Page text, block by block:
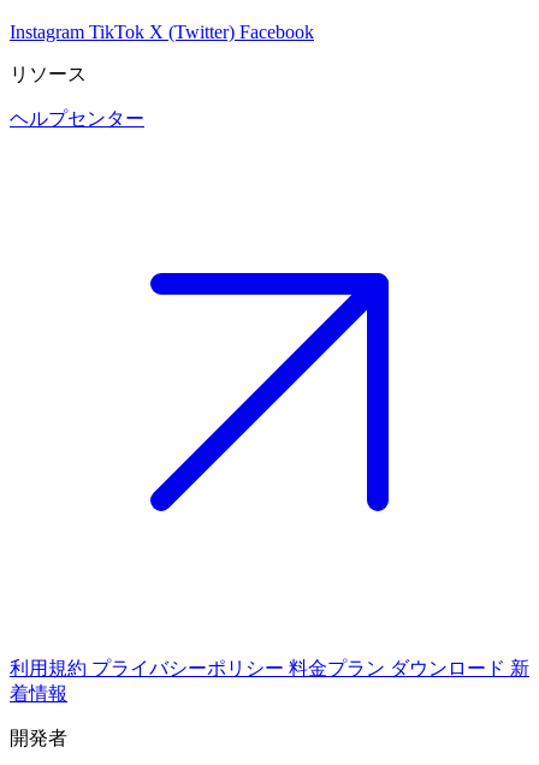
Instagram TikTok X (Twitter) Facebook
リソース
ヘルプセンター
利用規約 プライバシーポリシー 料金プラン ダウンロード 新
着情報
開発者